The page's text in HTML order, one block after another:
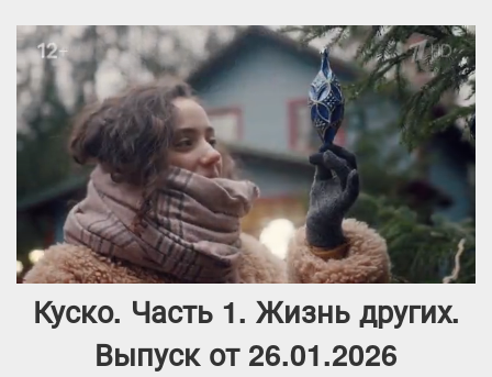
Куско. Часть 1. Жизнь других.
Выпуск от 26.01.2026